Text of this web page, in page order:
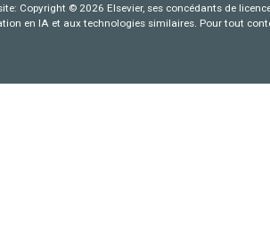
Copyright © 2026 Elsevier, ses concédants de
en IA et aux technologies similaires. Pour tout